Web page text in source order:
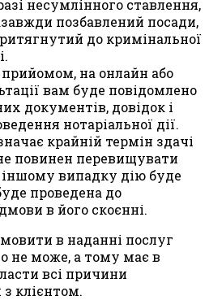
несумлінного ставлення,
позбавлений посади,
до кримінальної
на онлайн або
вам буде повідомлено
документів, довідок і
нотаріальної дії.
крайній термін здачі
повинен перевищувати
іншому випадку дію буде
проведена до
в його скоєнні.
в наданні послуг
не може, а тому має в
всі причини
клієнтом.